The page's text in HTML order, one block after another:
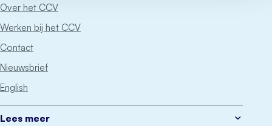
Over het CCV
Werken bij het CCV
Contact
Nieuwsbrief
English
Lees meer